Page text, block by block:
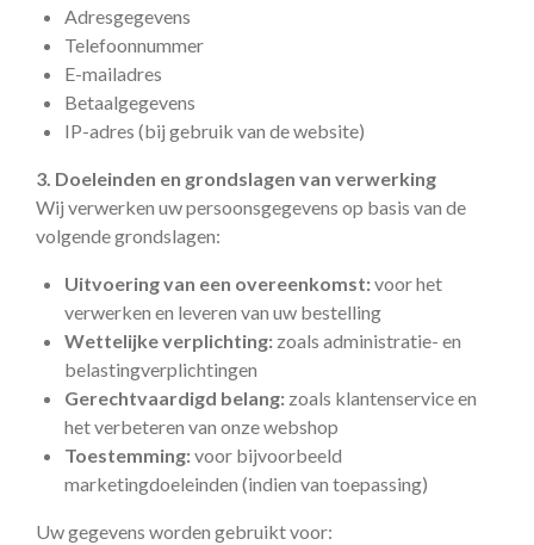
Adresgegevens
Telefoonnummer
E-mailadres
Betaalgegevens
IP-adres (bij gebruik van de website)
3. Doeleinden en grondslagen van verwerking
Wij verwerken uw persoonsgegevens op basis van de
volgende grondslagen:
Uitvoering van een overeenkomst:voor het
verwerken en leveren van uw bestelling
Wettelijke verplichting: zoals administratie- en
belastingverplichtingen
Gerechtvaardigd belang: zoals klantenservice en
het verbeteren van onze webshop
Toestemming:voor bijvoorbeeld
marketingdoeleinden (indien van toepassing)
Uw gegevens worden gebruikt voor: